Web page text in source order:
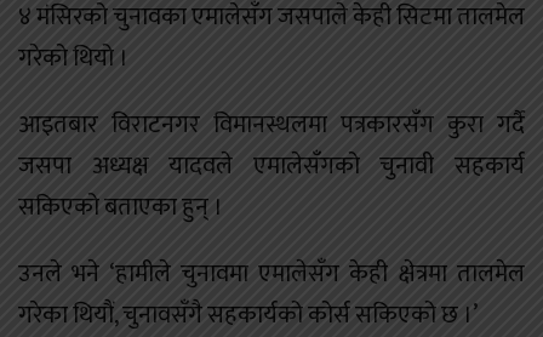
४ मंसिरको चुनावका एमालेसँग जसपाले केही सिटमा तालमेल
गरेको थियो ।
आइतबार विराटनगर विमानस्थलमा पत्रकारसँग कुरा गर्दै
जसपा अध्यक्ष यादवले एमालेसँगको चुनावी सहकार्य
सकिएको बताएका हुन् ।
उनले भने ‘हामीले चुनावमा एमालेसँग केही क्षेत्रमा तालमेल
गरेका थियौं, चुनावसँगै सहकार्यको कोर्स सकिएको छ ।’